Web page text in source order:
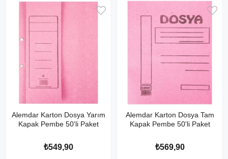
Alemdar Karton Dosya Yarım
Kapak Pembe 50'li Paket
₺549,90
Alemdar Karton Dosya Tam
Kapak Pembe 50'li Paket
₺569,90